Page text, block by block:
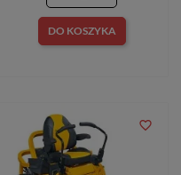
DO KOSZYKA
favorite_border